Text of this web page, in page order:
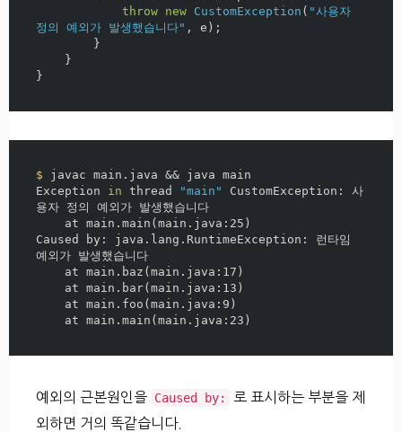
throw new CustomException ( "사용자
정의 예외가 발생했습니다" , e );
}
}
}
$ javac main.java && java main
Exception in thread "main"
CustomException: 사
용자 정의 예외가 발생했습니다
    at main.main
( main.java:25 )
Caused by: java.lang.RuntimeException: 런타임
예외가 발생했습니다
    at main.baz
( main.java:17 )
    at main.bar
( main.java:13 )
    at main.foo
( main.java:9 )
    at main.main
( main.java:23 )
예외의 근본원인을 Caused by:
로 표시하는 부분을 제
외하면 거의 똑같습니다.